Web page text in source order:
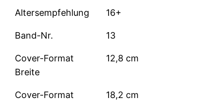
Altersempfehlung 16+
Band-Nr. 13
Cover-Format
Breite
12,8 cm
Cover-Format
18,2 cm